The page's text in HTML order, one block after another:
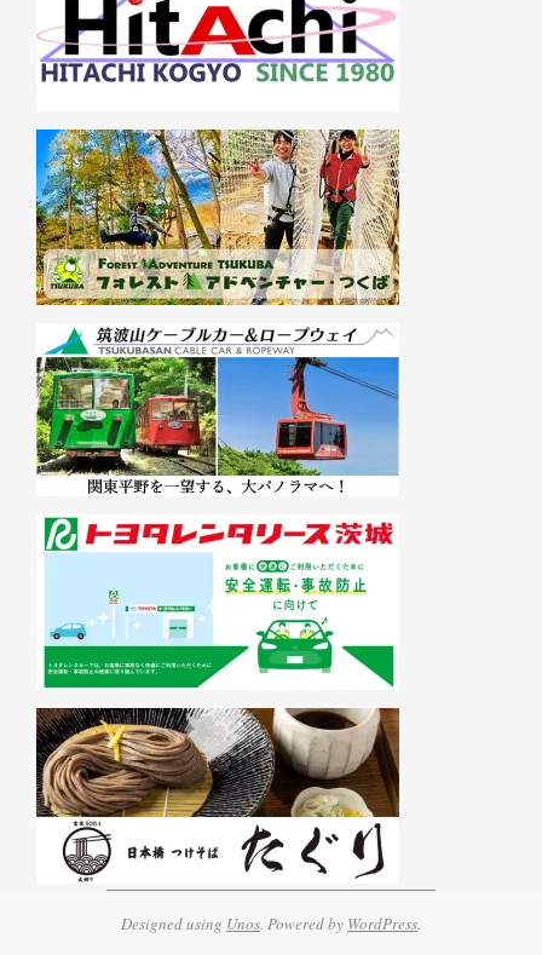
Designed using Unos. Powered by WordPress.